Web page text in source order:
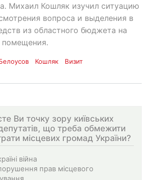
Михаил Кошляк изучил ситуацию
вопроса и выделения в
из областного бюджета на
помещения.
Кошляк Визит
Ви точку зору київських
що треба обмежити
місцевих громад України?
війна
прав місцевого